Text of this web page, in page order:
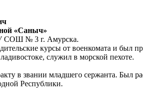
«Саныч»
СОШ № 3 г. Амурска.
курсы от военкомата и был
служил в морской пехоте.
в звании младшего сержанта. Был
Республики.